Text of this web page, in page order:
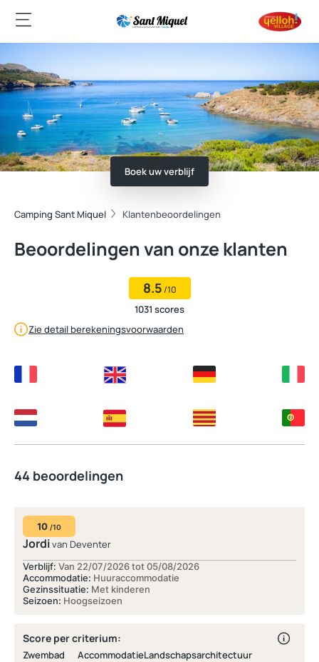
Boek uw verblijf
Camping Sant Miquel Klantenbeoordelingen
Beoordelingen van onze klanten
8.5/10
1031 scores
Zie detail berekeningsvoorwaarden
44 beoordelingen
10 /10
Jordivan Deventer
Verblijf: Van 22/07/2026 tot 05/08/2026
Accommodatie: Huuraccommodatie
Gezinssituatie: Met kinderen
Seizoen: Hoogseizoen
Score per criterium:
Zwembad Accommodatie Landschapsarchitectuur